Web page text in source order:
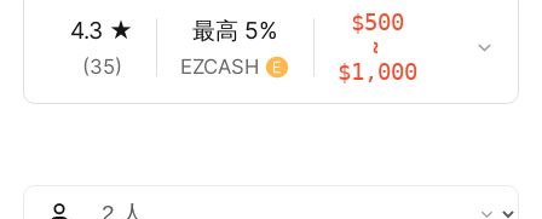
4.3 ★
(35)
最高 5%
EZCASH
$500
~
$1,000